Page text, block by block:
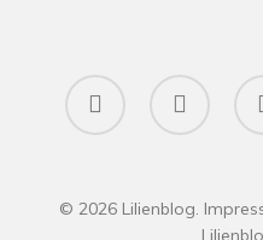
twitter facebook
© 2026 Lilienblog.